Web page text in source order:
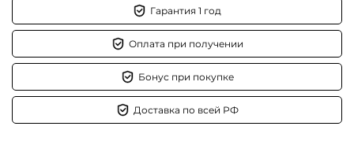
Гарантия 1 год
Оплата при получении
Бонус при покупке
Доставка по всей РФ